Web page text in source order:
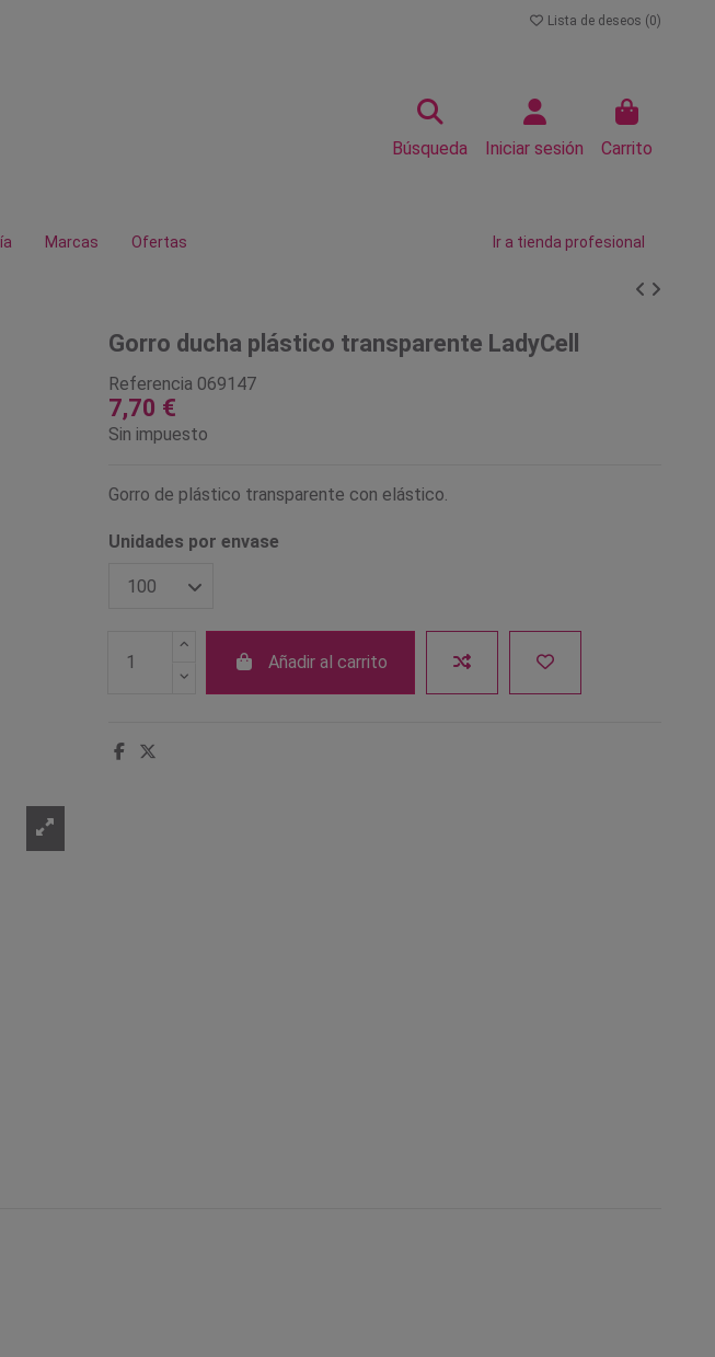
Lista de deseos (0)
Búsqueda Iniciar sesión Carrito
Marcas Ofertas Ir a tienda profesional
Gorro ducha plástico transparente LadyCell
Referencia 069147
7,70 €
Sin impuesto
Gorro de plástico transparente con elástico.
Unidades por envase
Añadir al carrito